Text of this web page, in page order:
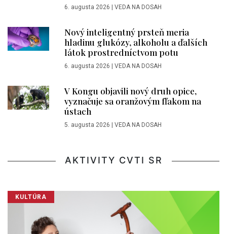
6. augusta 2026 VEDA NA DOSAH
Nový inteligentný prsteň meria
hladinu glukózy, alkoholu a ďalších
látok prostredníctvom potu
6. augusta 2026 VEDA NA DOSAH
V Kongu objavili nový druh opice,
vyznačuje sa oranžovým fľakom na
ústach
5. augusta 2026 VEDA NA DOSAH
AKTIVITY CVTI SR
KULTÚRA